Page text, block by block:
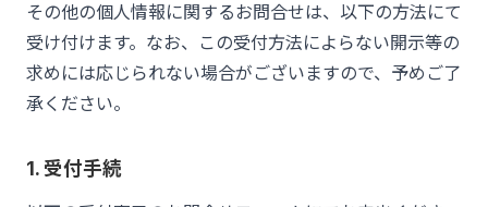
その他の個人情報に関するお問合せは、以下の方法にて
受け付けます。なお、この受付方法によらない開示等の
求めには応じられない場合がございますので、予めご了
承ください。
1. 受付手続